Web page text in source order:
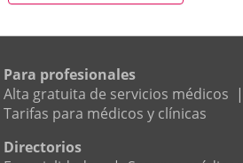
Para profesionales
Alta gratuita de servicios médicos |
Tarifas para médicos y clínicas
Directorios